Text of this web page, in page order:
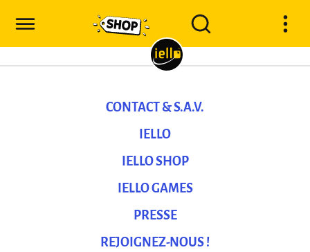
CONTACT & S.A.V.
IELLO
IELLO SHOP
IELLO GAMES
PRESSE
REJOIGNEZ-NOUS !